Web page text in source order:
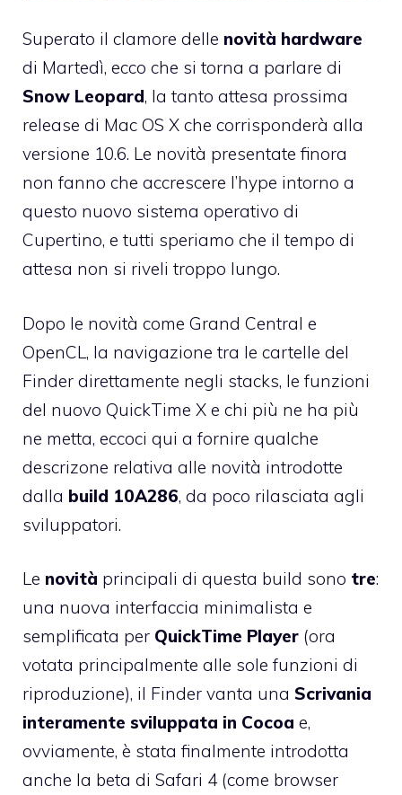
Superato il clamore delle novità hardware
di Martedì, ecco che si torna a parlare di
Snow Leopard, la tanto attesa prossima
release di Mac OS X che corrisponderà alla
versione 10.6. Le novità presentate finora
non fanno che accrescere l’hype intorno a
questo nuovo sistema operativo di
Cupertino, e tutti speriamo che il tempo di
attesa non si riveli troppo lungo.
Dopo le novità come Grand Central e
OpenCL, la navigazione tra le cartelle del
Finder direttamente negli stacks, le funzioni
del nuovo QuickTime X e chi più ne ha più
ne metta, eccoci qui a fornire qualche
descrizone relativa alle novità introdotte
dalla build 10A286, da poco rilasciata agli
sviluppatori.
Le novità principali di questa build sono tre:
una nuova interfaccia minimalista e
semplificata per QuickTime Player (ora
votata principalmente alle sole funzioni di
riproduzione), il Finder vanta una Scrivania
interamente sviluppata in Cocoa e,
ovviamente, è stata finalmente introdotta
anche la beta di Safari 4 (come browser